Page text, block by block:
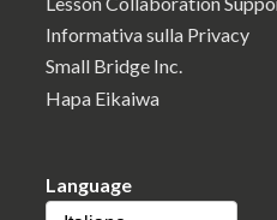
Informativa sulla Privacy
Small Bridge Inc.
Hapa Eikaiwa
Language